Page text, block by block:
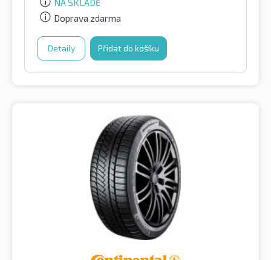
NA SKLADĚ
Doprava zdarma
Detaily Přidat do košíku